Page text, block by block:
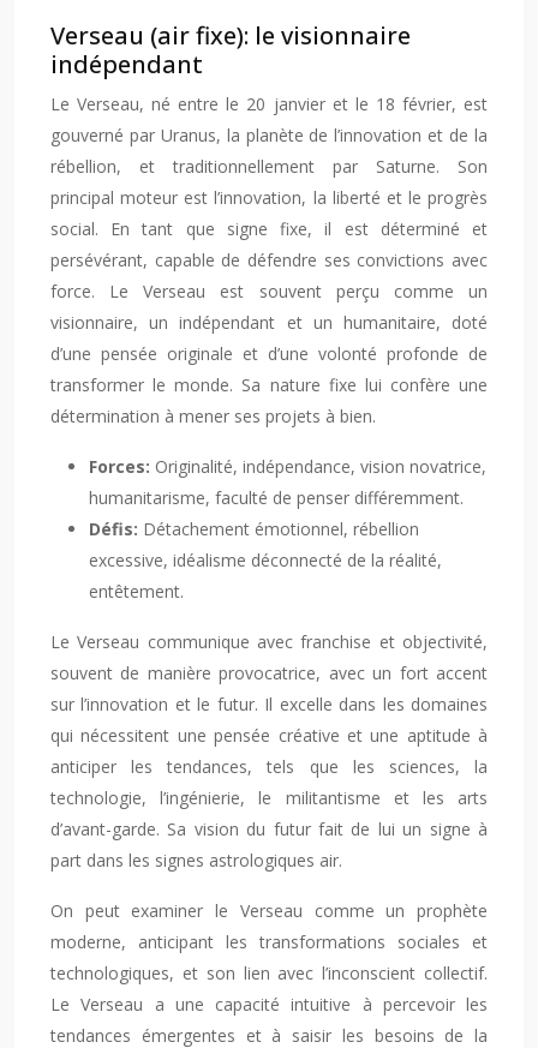
Verseau (air fixe): le visionnaire
indépendant
Le Verseau, né entre le 20 janvier et le 18 février, est
gouverné par Uranus, la planète de l’innovation et de la
rébellion, et traditionnellement par Saturne. Son
principal moteur est l’innovation, la liberté et le progrès
social. En tant que signe fixe, il est déterminé et
persévérant, capable de défendre ses convictions avec
force. Le Verseau est souvent perçu comme un
visionnaire, un indépendant et un humanitaire, doté
d’une pensée originale et d’une volonté profonde de
transformer le monde. Sa nature fixe lui confère une
détermination à mener ses projets à bien.
Forces: Originalité, indépendance, vision novatrice,
humanitarisme, faculté de penser différemment.
Défis: Détachement émotionnel, rébellion
excessive, idéalisme déconnecté de la réalité,
entêtement.
Le Verseau communique avec franchise et objectivité,
souvent de manière provocatrice, avec un fort accent
sur l’innovation et le futur. Il excelle dans les domaines
qui nécessitent une pensée créative et une aptitude à
anticiper les tendances, tels que les sciences, la
technologie, l’ingénierie, le militantisme et les arts
d’avant-garde. Sa vision du futur fait de lui un signe à
part dans les signes astrologiques air.
On peut examiner le Verseau comme un prophète
moderne, anticipant les transformations sociales et
technologiques, et son lien avec l’inconscient collectif.
Le Verseau a une capacité intuitive à percevoir les
tendances émergentes et à saisir les besoins de la